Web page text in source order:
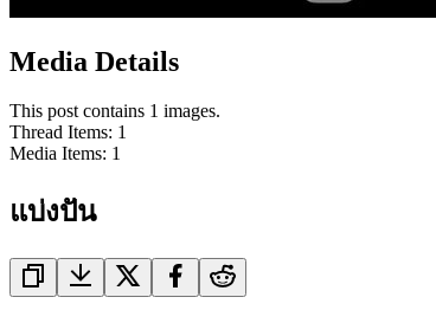
Media Details
This post contains 1 images.
Thread Items: 1
Media Items: 1
แบ่งปัน